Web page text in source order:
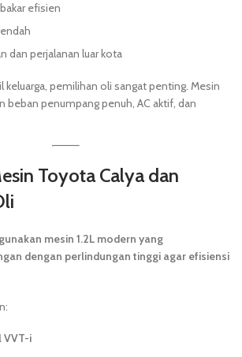
efisien
dan perjalanan luar kota
keluarga, pemilihan oli sangat penting. Mesin
beban penumpang penuh, AC aktif, dan
Toyota Calya dan
mesin 1.2L modern yang
dengan perlindungan tinggi agar efisiensi
VVT-i